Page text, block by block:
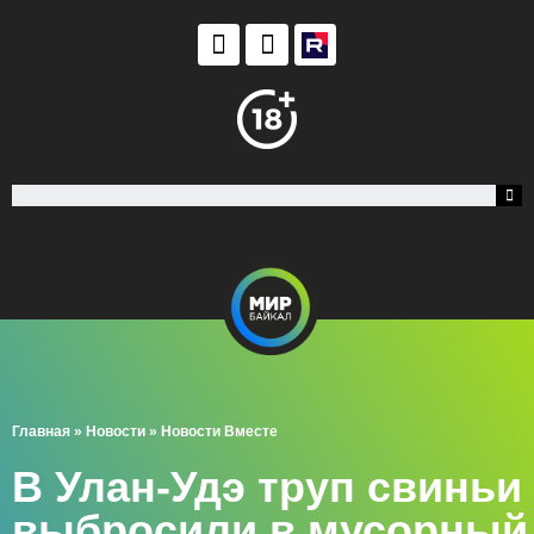
Главная » Новости » Новости Вместе
В Улан-Удэ труп свиньи